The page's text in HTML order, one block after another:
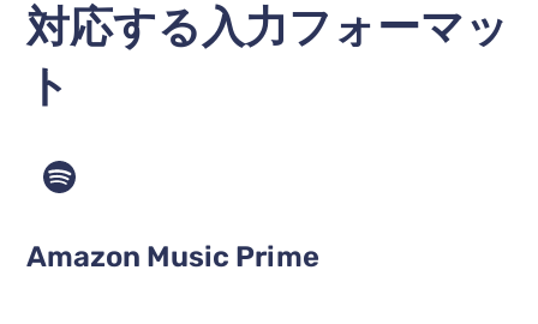
対応する入力フォーマッ
ト
Amazon Music Prime